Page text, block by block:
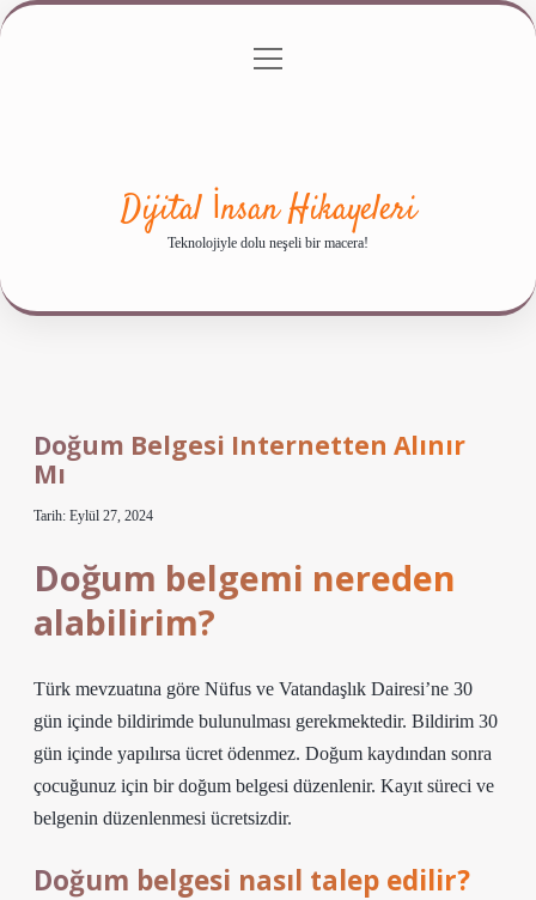
Gizlilik Politikası
menüyü
Dijital İnsan Hikayeleri
Teknolojiyle dolu neşeli bir macera!
Doğum Belgesi Internetten Alınır
Mı
Tarih: Eylül 27, 2024
Doğum belgemi nereden
alabilirim?
Türk mevzuatına göre Nüfus ve Vatandaşlık Dairesi’ne 30
gün içinde bildirimde bulunulması gerekmektedir. Bildirim 30
gün içinde yapılırsa ücret ödenmez. Doğum kaydından sonra
çocuğunuz için bir doğum belgesi düzenlenir. Kayıt süreci ve
belgenin düzenlenmesi ücretsizdir.
Doğum belgesi nasıl talep edilir?